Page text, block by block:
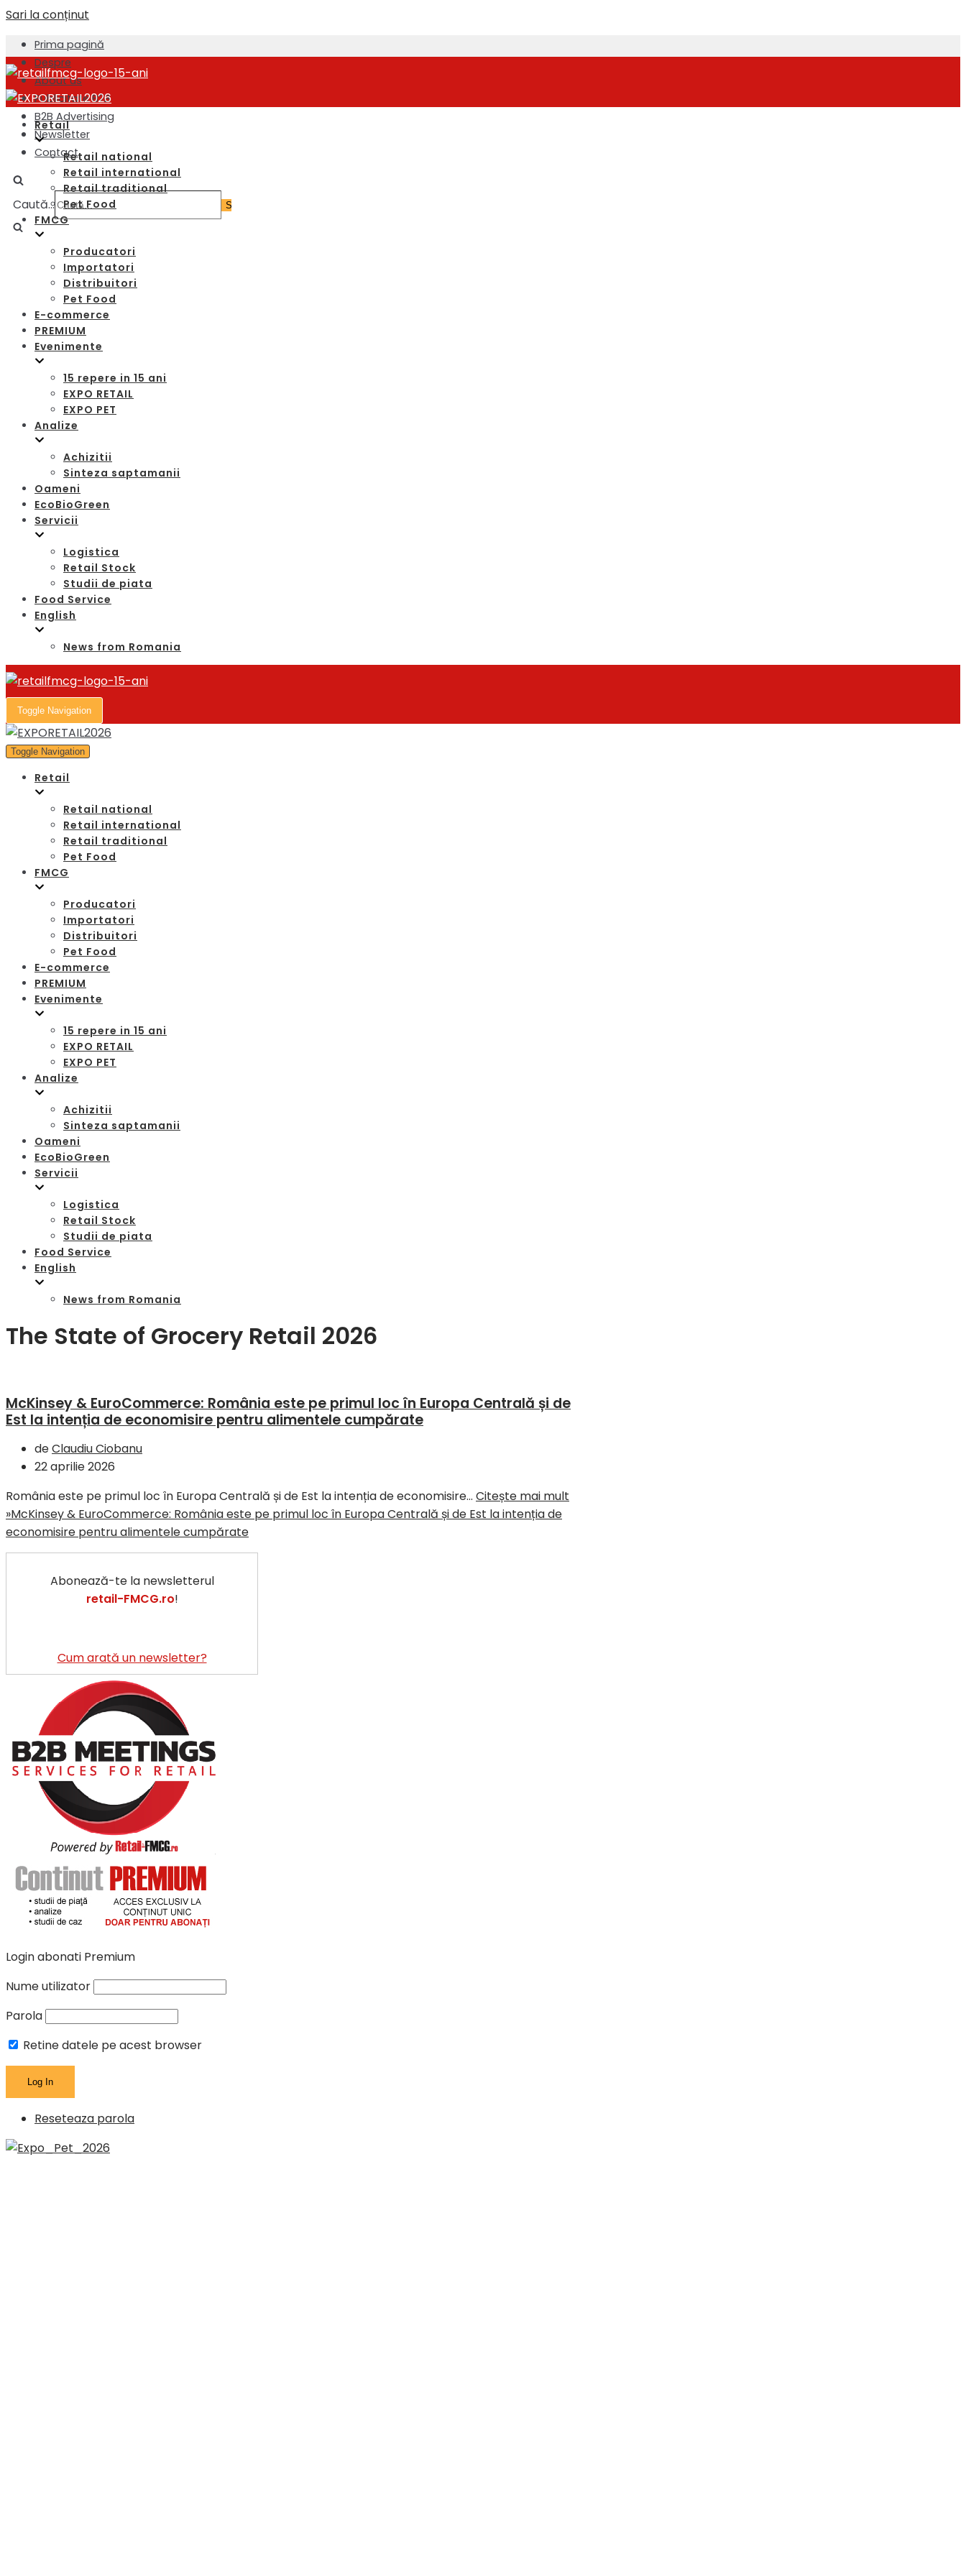
Sari la conținut
Prima pagină
Despre
About us
Publicitate B2B
B2B Advertising
Newsletter
Contact
Caută...
Retail
Retail national
Retail international
Retail traditional
Pet Food
FMCG
Producatori
Importatori
Distribuitori
Pet Food
E-commerce
PREMIUM
Evenimente
15 repere in 15 ani
EXPO RETAIL
EXPO PET
Analize
Achizitii
Sinteza saptamanii
Oameni
EcoBioGreen
Servicii
Logistica
Retail Stock
Studii de piata
Food Service
English
News from Romania
Toggle Navigation
Toggle Navigation
Retail
Retail national
Retail international
Retail traditional
Pet Food
FMCG
Producatori
Importatori
Distribuitori
Pet Food
E-commerce
PREMIUM
Evenimente
15 repere in 15 ani
EXPO RETAIL
EXPO PET
Analize
Achizitii
Sinteza saptamanii
Oameni
EcoBioGreen
Servicii
Logistica
Retail Stock
Studii de piata
Food Service
English
News from Romania
The State of Grocery Retail 2026
McKinsey & EuroCommerce: România este pe primul loc în Europa Centrală și de
Est la intenția de economisire pentru alimentele cumpărate
deClaudiu Ciobanu
22 aprilie 2026
România este pe primul loc în Europa Centrală și de Est la intenția de economisire… Citește mai mult
»McKinsey & EuroCommerce: România este pe primul loc în Europa Centrală și de Est la intenția de
economisire pentru alimentele cumpărate
Abonează-te la newsletterul
retail-FMCG.ro!
Cum arată un newsletter?
Login abonati Premium
Nume utilizator
Parola
Retine datele pe acest browser
Reseteaza parola